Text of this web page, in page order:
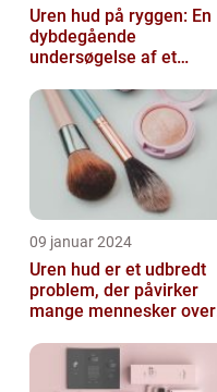
Uren hud på ryggen: En
dybdegående
undersøgelse af et
undertiden overset
skønhedspr...
09 januar 2024
Uren hud er et udbredt
problem, der påvirker
mange mennesker over